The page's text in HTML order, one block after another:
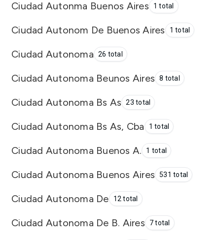
Ciudad Autonma Buenos Aires 1 total
Ciudad Autonom De Buenos Aires 1 total
Ciudad Autonoma 26 total
Ciudad Autonoma Beunos Aires 8 total
Ciudad Autonoma Bs As 23 total
Ciudad Autonoma Bs As, Cba 1 total
Ciudad Autonoma Buenos A. 1 total
Ciudad Autonoma Buenos Aires 531 total
Ciudad Autonoma De 12 total
Ciudad Autonoma De B. Aires 7 total